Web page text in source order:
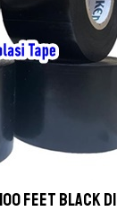
Feet Black